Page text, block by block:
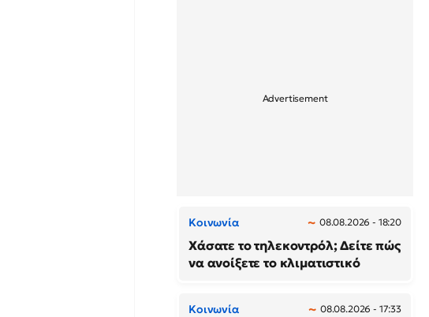
Κοινωνία 08.08.2026 - 18:20
Χάσατε το τηλεκοντρόλ; Δείτε πώς
να ανοίξετε το κλιματιστικό
Κοινωνία 08.08.2026 - 17:33